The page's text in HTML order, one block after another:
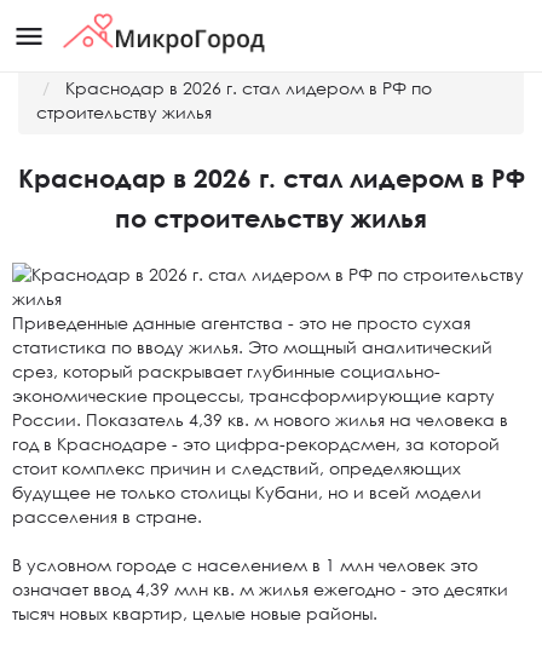
menu
Краснодар в 2026 г. стал лидером в РФ по
строительству жилья
Краснодар в 2026 г. стал лидером в РФ
по строительству жилья
Приведенные данные агентства - это не просто сухая
статистика по вводу жилья. Это мощный аналитический
срез, который раскрывает глубинные социально-
экономические процессы, трансформирующие карту
России. Показатель 4,39 кв. м нового жилья на человека в
год в Краснодаре - это цифра-рекордсмен, за которой
стоит комплекс причин и следствий, определяющих
будущее не только столицы Кубани, но и всей модели
расселения в стране.
В условном городе с населением в 1 млн человек это
означает ввод 4,39 млн кв. м жилья ежегодно - это десятки
тысяч новых квартир, целые новые районы.